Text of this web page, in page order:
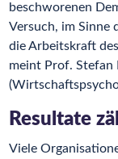
beschworenen
Versuch, im Sinne
die Arbeitskraft
meint Prof. Stefan
Resultate
Viele